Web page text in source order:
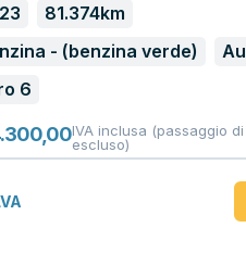
81.374km
- (benzina verde)
6
IVA inclusa (passaggio
escluso)